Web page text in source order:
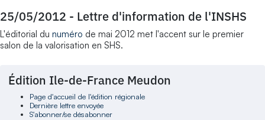
25/05/2012 - Lettre d'information de l'INSHS
L'éditorial du numéro de mai 2012 met l'accent sur le premier
salon de la valorisation en SHS.
Édition Ile-de-France Meudon
Page d'accueil de l'édition régionale
Dernière lettre envoyée
S'abonner/se désabonner